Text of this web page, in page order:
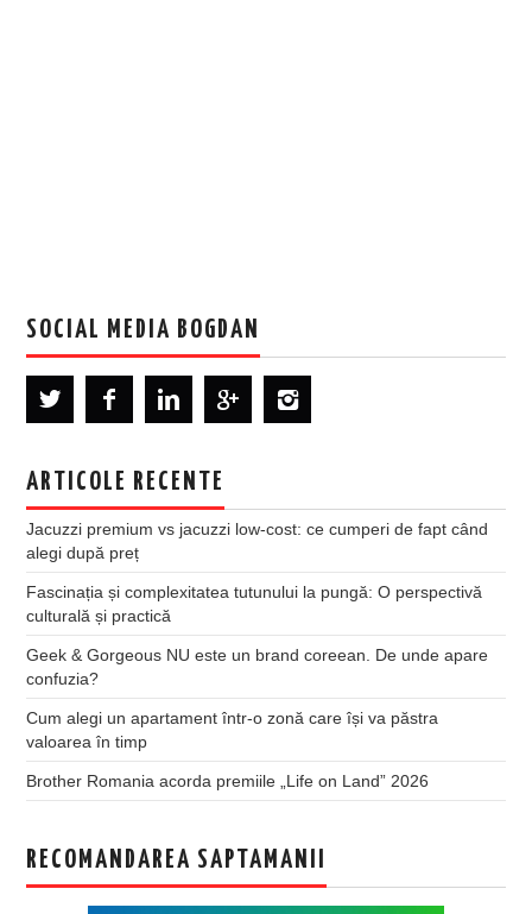
SOCIAL MEDIA BOGDAN
ARTICOLE RECENTE
Jacuzzi premium vs jacuzzi low-cost: ce cumperi de fapt când
alegi după preț
Fascinația și complexitatea tutunului la pungă: O perspectivă
culturală și practică
Geek & Gorgeous NU este un brand coreean. De unde apare
confuzia?
Cum alegi un apartament într-o zonă care își va păstra
valoarea în timp
Brother Romania acorda premiile „Life on Land” 2026
RECOMANDAREA SAPTAMANII